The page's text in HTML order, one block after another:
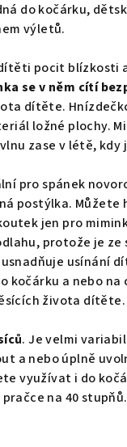
do kočárku,
výletů.
pocit blízkosti
se v něm cítí
dítěte.
ložné plochy.
zase v létě, kdy
pro spánek
postýlka. Můžete
jen pro
protože je ze
usínání
kočárku a nebo na
života dítěte.
. Je velmi
a nebo úplně
využívat i do
na 40 stupňů.